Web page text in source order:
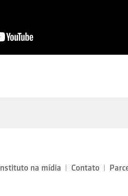
Instituto na mídia Contato